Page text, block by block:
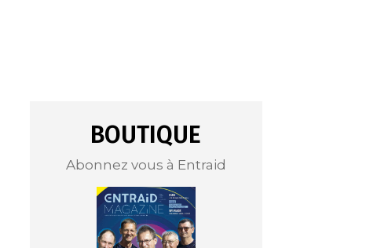
BOUTIQUE
Abonnez vous à Entraid